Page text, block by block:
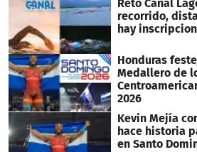
Reto Canal
recorrido,
hay
Honduras
Medallero de
2026
Kevin Mejía
hace historia
en Santo